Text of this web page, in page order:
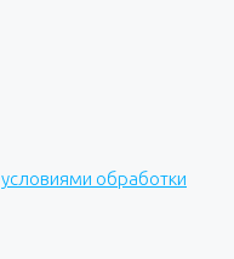
условиями обработки